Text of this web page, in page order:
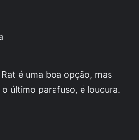
é uma boa opção, mas
último parafuso, é loucura.